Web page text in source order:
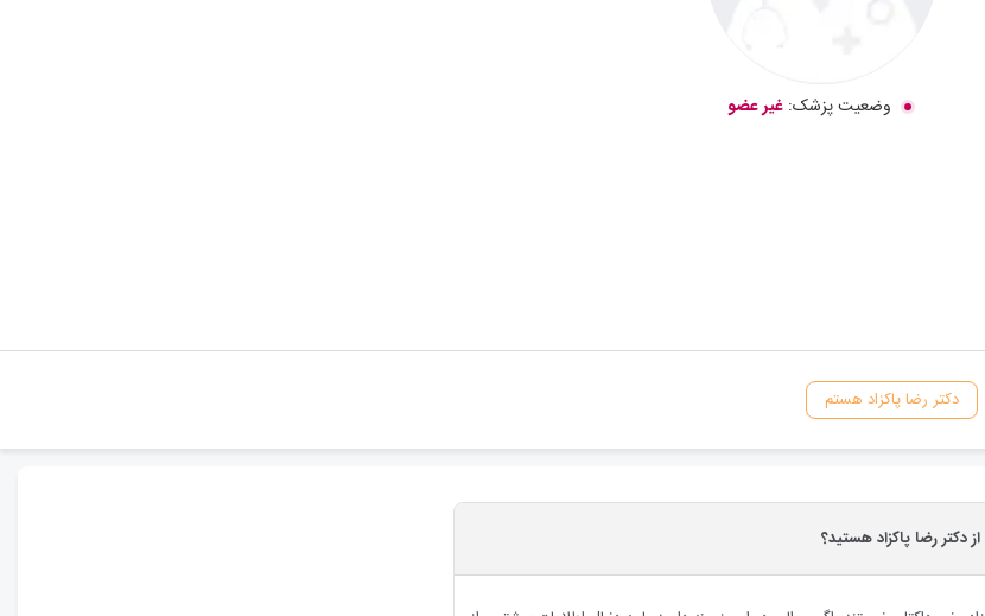
وضعیت پزشک: غیر عضو
دکتر رضا پاکزاد هستم
دکتر رضا پاکزاد هستید؟